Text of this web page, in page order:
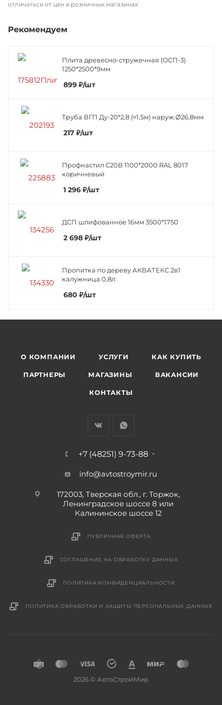
отличаться от цен в розничных магазинах
Рекомендуем
Плита древесно-стружечная (ОСП-3)
1250*2500*9мм
899 ₽/шт
Труба ВГП Ду-20*2,8 (≈1,5м) наруж.Ø26,8мм
217 ₽/шт
Профнастил C20В 1100*2000 RAL 8017
коричневый
1 296 ₽/шт
ДСП шлифованное 16мм 3500*1750
2 698 ₽/шт
Пропитка по дереву АКВАТЕКС 2в1
калужница 0,8л
680 ₽/шт
О КОМПАНИИ УСЛУГИ КАК КУПИТЬ
ПАРТНЕРЫ МАГАЗИНЫ ВАКАНСИИ
КОНТАКТЫ
+7 (48251) 9-73-88
info@avtostroymir.ru
172003, Тверская обл., г. Торжок,
Ленинградское шоссе 8 или
Калининское шоссе 12
ПУБЛИЧНАЯ ОФЕРТА
СОГЛАШЕНИЕ НА ОБРАБОТКУ ДАННЫХ
ПОЛИТИКА КОНФИДЕНЦИАЛЬНОСТИ
ПОЛИТИКА ОБРАБОТКИ И ЗАЩИТЫ ПЕРСОНАЛЬНЫХ ДАННЫХ
2026 © АвтоСтройМир